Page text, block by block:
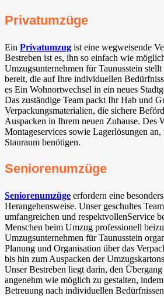
Privatumzüge
Ein Privatumzug ist eine wegweisende
Bestreben ist es, ihn so einfach wie
Umzugsunternehmen für Taunusstein
bereit, die auf Ihre individuellen
es Ein Wohnortwechsel in ein neues
Das zuständige Team packt Ihr Hab und
Verpackungsmaterialien, die sichere
Auspacken in Ihrem neuen Zuhause. Des
Montageservices sowie Lagerlösungen an,
Stauraum benötigen.
Seniorenumzüge
Seniorenumzüge erfordern eine
Herangehensweise. Unser geschultes
umfangreichen und respektvollenService
Menschen beim Umzug professionell
Umzugsunternehmen für Taunusstein
Planung und Organisation über das
bis hin zum Auspacken der
Unser Bestreben liegt darin, den
angenehm wie möglich zu gestalten,
Betreuung nach individuellen